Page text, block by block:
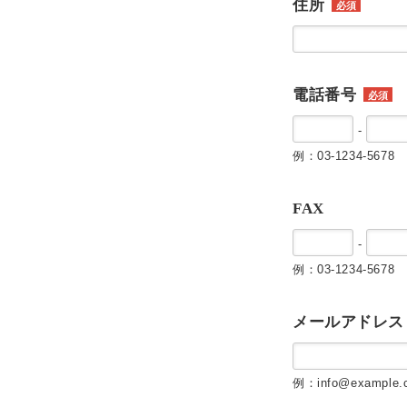
住所 必須
電話番号 必須
-
例：03-1234-5678
FAX
-
例：03-1234-5678
メールアドレス
例：